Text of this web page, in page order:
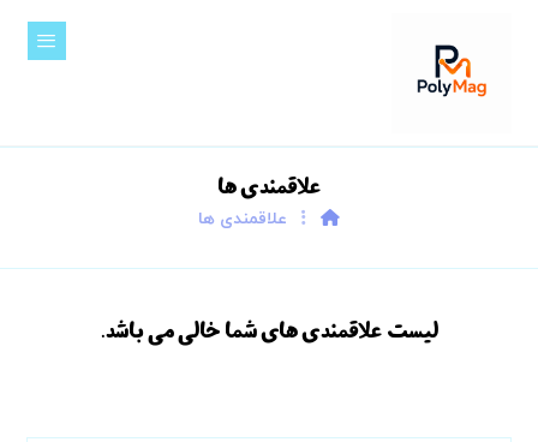
علاقمندی ها
علاقمندی ها
لیست علاقمندی های شما خالی می باشد.